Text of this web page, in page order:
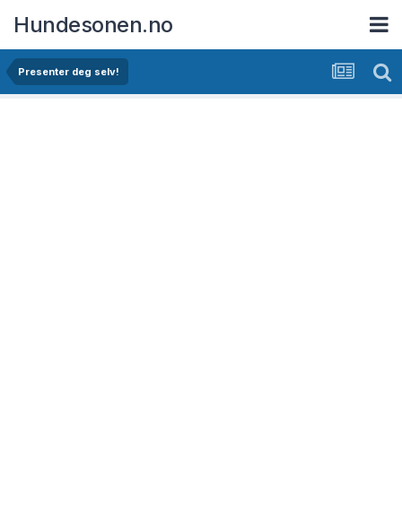
Hundesonen.no
Presenter deg selv!